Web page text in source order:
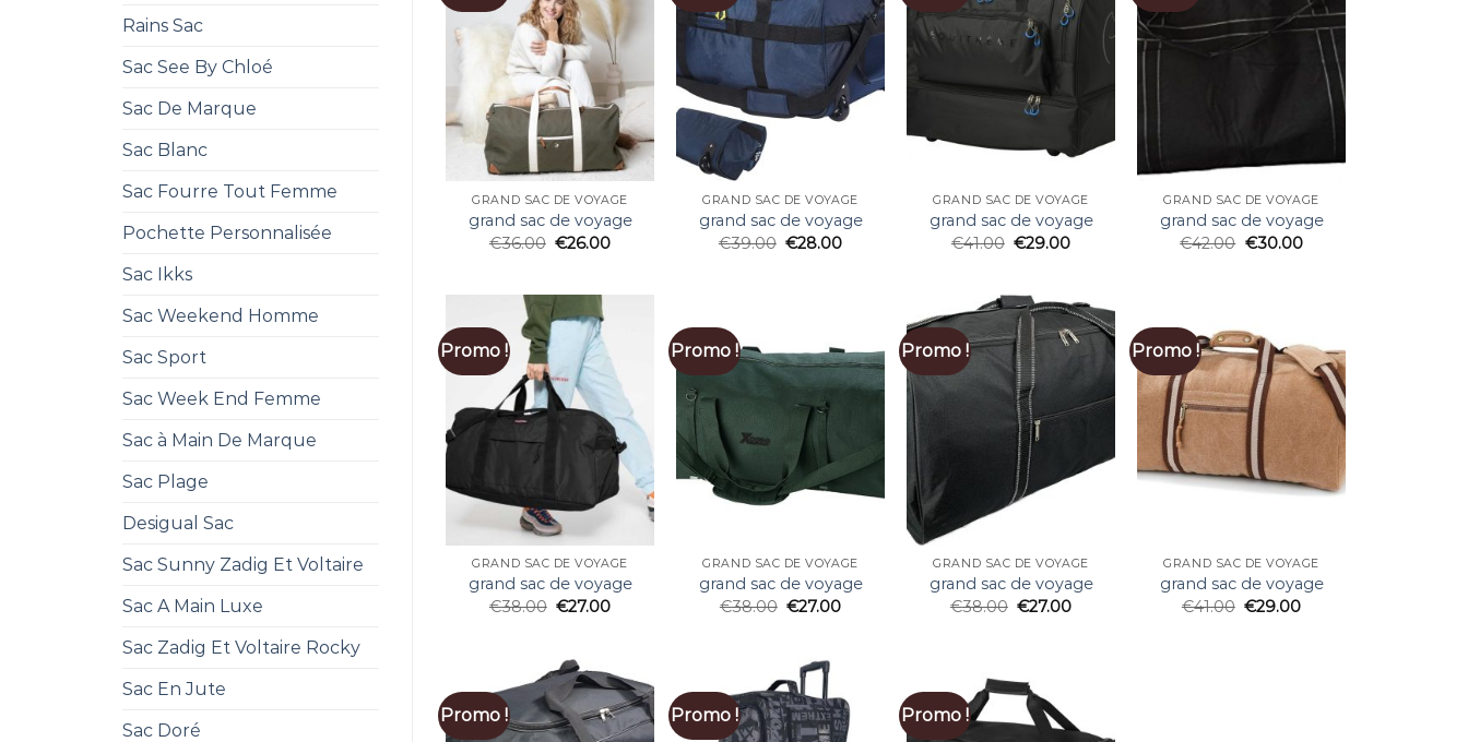
Rains Sac
Sac See By Chloé
Sac De Marque
Sac Blanc
Sac Fourre Tout Femme
Pochette Personnalisée
Sac Ikks
Sac Weekend Homme
Sac Sport
Sac Week End Femme
Sac à Main De Marque
Sac Plage
Desigual Sac
Sac Sunny Zadig Et Voltaire
Sac A Main Luxe
Sac Zadig Et Voltaire Rocky
Sac En Jute
Sac Doré
GRAND SAC DE VOYAGE
grand sac de voyage
€36.00 €26.00
GRAND SAC DE VOYAGE
grand sac de voyage
€39.00 €28.00
GRAND SAC DE VOYAGE
grand sac de voyage
€41.00 €29.00
GRAND SAC DE VOYAGE
grand sac de voyage
€42.00 €30.00
Promo !
GRAND SAC DE VOYAGE
grand sac de voyage
€38.00 €27.00
Promo !
GRAND SAC DE VOYAGE
grand sac de voyage
€38.00 €27.00
Promo !
GRAND SAC DE VOYAGE
grand sac de voyage
€38.00 €27.00
Promo !
GRAND SAC DE VOYAGE
grand sac de voyage
€41.00 €29.00
Promo ! Promo ! Promo !